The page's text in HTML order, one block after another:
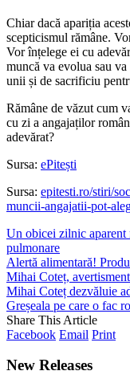
Chiar dacă apariția
scepticismul rămâne.
Vor înțelege ei cu
muncă va evolua sau
unii și de sacrificiu
Rămâne de văzut cum
cu zi a angajaților
adevărat?
Sursa: ePitești
Sursa: epitesti.ro/stiri/
muncii-angajatii-pot-
Un obicei zilnic aparent
pulmonare
Alertă alimentară!
Mihai Coteț,
Mihai Coteț dezvăluie
Greșeala pe care o fac
Share This Article
Facebook Email Print
New Releases